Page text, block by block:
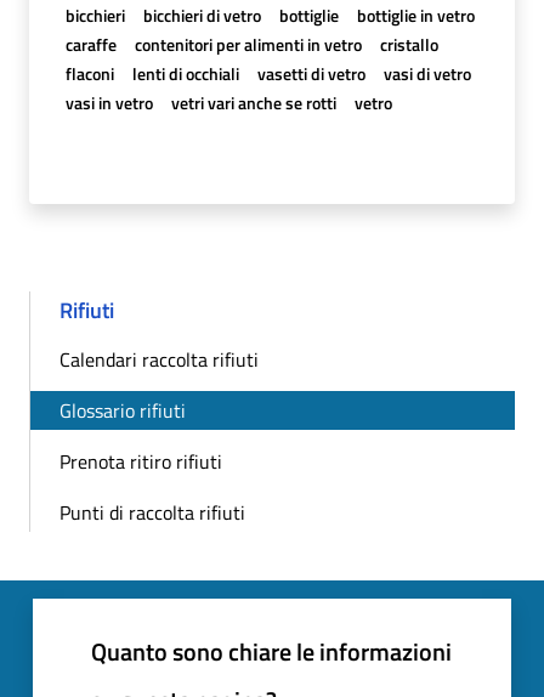
bicchieri bicchieri di vetro bottiglie
bottiglie in vetro
caraffe
contenitori per alimenti in vetro
cristallo
flaconi
lenti di occhiali vasetti di vetro
vasi di vetro
vasi in vetro
vetri vari anche se rotti vetro
Rifiuti
Calendari raccolta rifiuti
Glossario rifiuti
Prenota ritiro rifiuti
Punti di raccolta rifiuti
Quanto sono chiare le informazioni